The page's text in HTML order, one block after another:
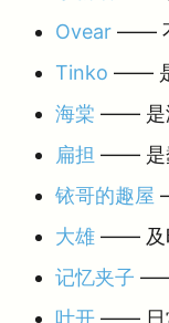
Ovear ——
Tinko ——
海棠 —— 是
扁担 —— 是
铱哥的趣屋
大雄 —— 及
记忆夹子 ——
叶开 —— 日